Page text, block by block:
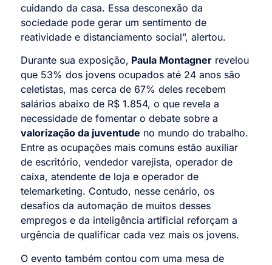
cuidando da casa. Essa desconexão da
sociedade pode gerar um sentimento de
reatividade e distanciamento social”, alertou.
Durante sua exposição, Paula Montagner revelou
que 53% dos jovens ocupados até 24 anos são
celetistas, mas cerca de 67% deles recebem
salários abaixo de R$ 1.854, o que revela a
necessidade de fomentar o debate sobre a
valorização da juventude no mundo do trabalho.
Entre as ocupações mais comuns estão auxiliar
de escritório, vendedor varejista, operador de
caixa, atendente de loja e operador de
telemarketing. Contudo, nesse cenário, os
desafios da automação de muitos desses
empregos e da inteligência artificial reforçam a
urgência de qualificar cada vez mais os jovens.
O evento também contou com uma mesa de